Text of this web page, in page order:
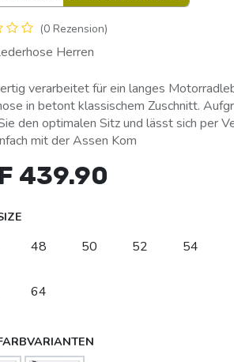
(0 Rezension)
Herren
verarbeitet für ein langes
in betont klassischem Zuschnitt.
den optimalen Sitz und lässt sich per
mit der Assen Kom
439.90
48 50 52 54
64